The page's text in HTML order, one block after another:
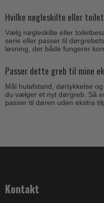
Hvilke nøgleskilte eller
Vælg nøgleskilte eller
serie eller passer til
løsning, der både fungerer
Passer dette greb til mine
Mål hulafstand, dørtykkelse
du vælger et nyt dørgreb. Så
passer til døren uden ekstra
Kontakt